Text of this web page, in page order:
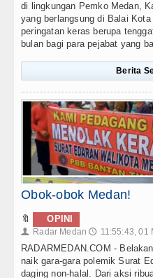
di lingkungan Pemko Medan,
yang berlangsung di Balai
peringatan keras berupa
bulan bagi para pejabat yang
Berita
Obok-obok Medan!
🔖 OPINI
👤 Radar Medan 🕔 11:55:43, 01
RADARMEDAN.COM -
naik gara-gara polemik Surat
daging non-halal. Dari aksi